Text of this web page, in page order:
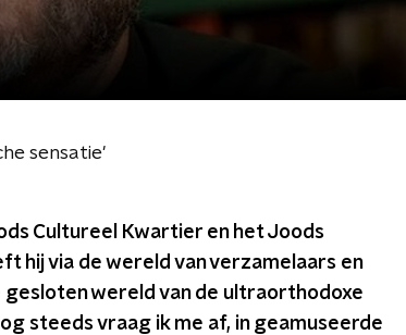
sensatie'
Cultureel Kwartier en het Joods
hij via de wereld van verzamelaars en
gesloten wereld van de ultraorthodoxe
steeds vraag ik me af, in geamuseerde